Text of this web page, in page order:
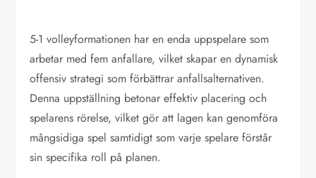
5-1 volleyformationen har en enda uppspelare som
arbetar med fem anfallare, vilket skapar en dynamisk
offensiv strategi som förbättrar anfallsalternativen.
Denna uppställning betonar effektiv placering och
spelarens rörelse, vilket gör att lagen kan genomföra
mångsidiga spel samtidigt som varje spelare förstår
sin specifika roll på planen.